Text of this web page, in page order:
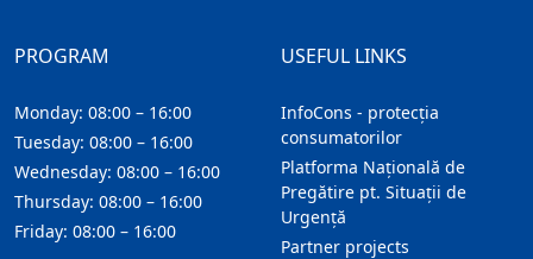
USEFUL LINKS
InfoCons - protecția
consumatorilor
Platforma Națională de
Pregătire pt. Situații de
Urgență
Partner projects
PROGRAM
Monday: 08:00 – 16:00
Tuesday: 08:00 – 16:00
Wednesday: 08:00 – 16:00
Thursday: 08:00 – 16:00
Friday: 08:00 – 16:00